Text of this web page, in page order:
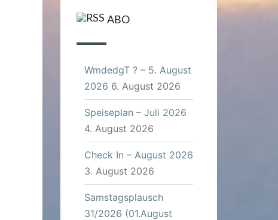
ABO
WmdedgT ? – 5. August
2026 6. August 2026
Speiseplan – Juli 2026
4. August 2026
Check In – August 2026
3. August 2026
Samstagsplausch
31/2026 (01.August